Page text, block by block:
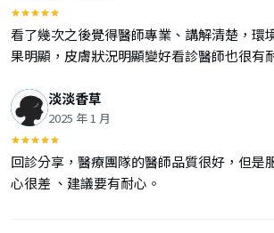
看了幾次之後覺得醫師專業、講解清楚，環
果明顯，皮膚狀況明顯變好看診醫師也很有
淡淡香草
2025 年 1 月
回診分享，醫療團隊的醫師品質很好，但是
心很差 、建議要有耐心。